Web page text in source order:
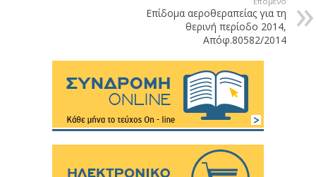
Επίδομα αεροθεραπείας για τη
θερινή περίοδο 2014,
Απόφ.80582/2014